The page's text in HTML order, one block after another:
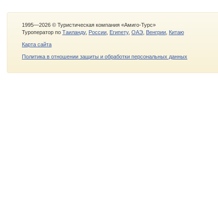
1995—2026 © Туристическая компания «Амиго-Турс»
Туроператор по Таиланду, России Египету, ОАЭ Венгрии Китаю
Карта сайта
Политика в отношении защиты и обработки персональных данных